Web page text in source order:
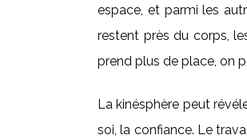
espace, et parmi les
restent près du corps,
prend plus de place, on
La kinésphère peut
soi, la confiance. Le